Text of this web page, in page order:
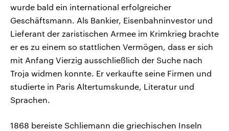
wurde bald ein international erfolgreicher
Geschäftsmann. Als Bankier, Eisenbahninvestor und
Lieferant der zaristischen Armee im Krimkrieg brachte
er es zu einem so stattlichen Vermögen, dass er sich
mit Anfang Vierzig ausschließlich der Suche nach
Troja widmen konnte. Er verkaufte seine Firmen und
studierte in Paris Altertumskunde, Literatur und
Sprachen.
1868 bereiste Schliemann die griechischen Inseln